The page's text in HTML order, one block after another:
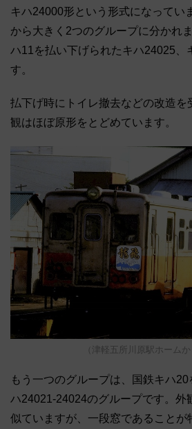
キハ24000形という形式になってい
から大きく2つのグループに分かれ
ハ11を払い下げられたキハ24025、
す。
払下げ時にトイレ撤去などの改造を
観はほぼ原形をとどめています。
（津軽五所川原駅ホームか
もう一つのグループは、国鉄キハ
ハ24021-24024のグループです。外
似ていますが、一段窓であることが